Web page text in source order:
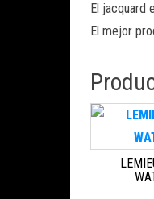
El jacquard
El mejor